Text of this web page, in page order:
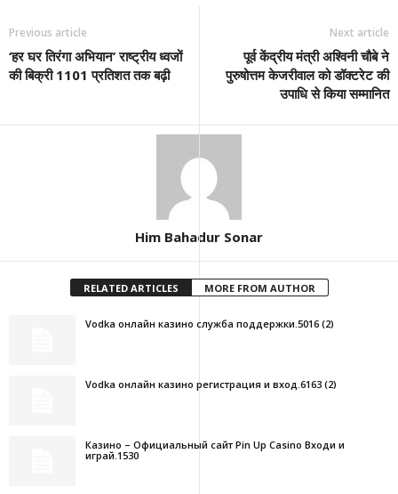
Previous article
‘हर घर तिरंगा अभियान’ राष्ट्रीय ध्वजों
की बिक्री 1101 प्रतिशत तक बढ़ी
Next article
पूर्व केंद्रीय मंत्री अश्विनी चौबे ने
पुरुषोत्तम केजरीवाल को डॉक्टरेट की
उपाधि से किया सम्मानित
Him Bahadur Sonar
RELATED ARTICLES MORE FROM AUTHOR
Vodka онлайн казино служба поддержки.5016 (2)
Vodka онлайн казино регистрация и вход.6163 (2)
Казино – Официальный сайт Pin Up Casino Входи и
играй.1530